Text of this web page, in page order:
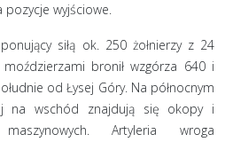
pozycje wyjściowe.
siłą ok. 250 żołnierzy z 24
bronił wzgórza 640 i
od Łysej Góry. Na północnym
na wschód znajdują się okopy i
Artyleria wroga